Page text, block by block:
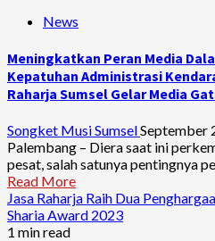
News
Meningkatkan Peran Media
Kepatuhan Administrasi
Raharja Sumsel Gelar Media
Songket Musi SumselSeptember
Palembang – Diera saat ini
pesat, salah satunya pentingnya
Read More
Jasa Raharja Raih Dua
Sharia Award 2023
1 min read